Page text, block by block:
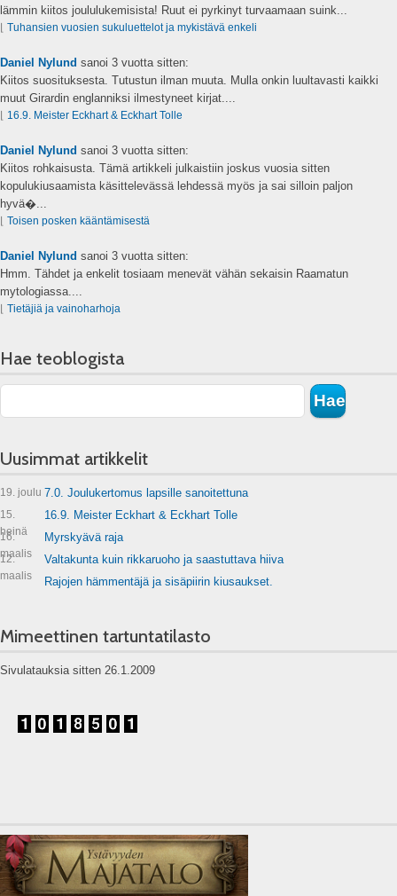
lämmin kiitos joululukemisista! Ruut ei pyrkinyt turvaamaan suink...
⌊ Tuhansien vuosien sukuluettelot ja mykistävä enkeli
Daniel Nylund sanoi 3 vuotta sitten:
Kiitos suosituksesta. Tutustun ilman muuta. Mulla onkin luultavasti kaikki
muut Girardin englanniksi ilmestyneet kirjat....
⌊ 16.9. Meister Eckhart & Eckhart Tolle
Daniel Nylund sanoi 3 vuotta sitten:
Kiitos rohkaisusta. Tämä artikkeli julkaistiin joskus vuosia sitten
kopulukiusaamista käsittelevässä lehdessä myös ja sai silloin paljon
hyvä�...
⌊ Toisen posken kääntämisestä
Daniel Nylund sanoi 3 vuotta sitten:
Hmm. Tähdet ja enkelit tosiaam menevät vähän sekaisin Raamatun
mytologiassa....
⌊ Tietäjiä ja vainoharhoja
Hae teoblogista
Uusimmat artikkelit
19. joulu 7.0. Joulukertomus lapsille sanoitettuna
15.
heinä
16.9. Meister Eckhart & Eckhart Tolle
16.
maalis
Myrskyävä raja
12.
maalis
Valtakunta kuin rikkaruoho ja saastuttava hiiva
Rajojen hämmentäjä ja sisäpiirin kiusaukset.
Mimeettinen tartuntatilasto
Sivulatauksia sitten 26.1.2009